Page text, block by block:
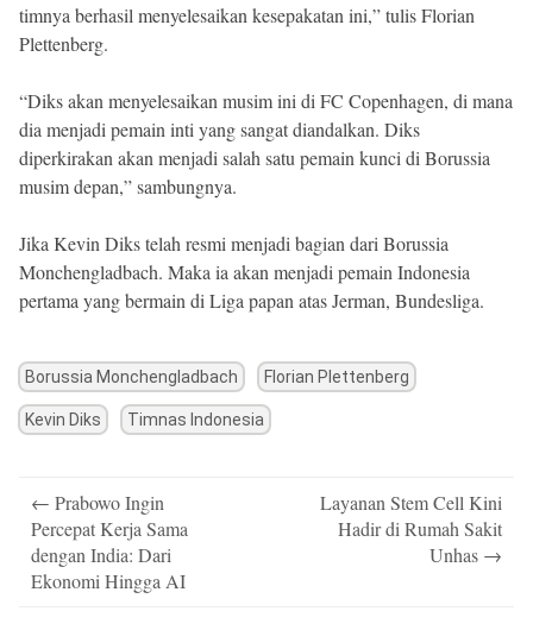
timnya berhasil menyelesaikan kesepakatan ini,” tulis Florian
Plettenberg.
“Diks akan menyelesaikan musim ini di FC Copenhagen, di mana
dia menjadi pemain inti yang sangat diandalkan. Diks
diperkirakan akan menjadi salah satu pemain kunci di Borussia
musim depan,” sambungnya.
Jika Kevin Diks telah resmi menjadi bagian dari Borussia
Monchengladbach. Maka ia akan menjadi pemain Indonesia
pertama yang bermain di Liga papan atas Jerman, Bundesliga.
Borussia Monchengladbach Florian Plettenberg
Kevin Diks Timnas Indonesia
navigation
← Prabowo Ingin
Percepat Kerja Sama
dengan India: Dari
Ekonomi Hingga AI
Layanan Stem Cell Kini
Hadir di Rumah Sakit
Unhas →